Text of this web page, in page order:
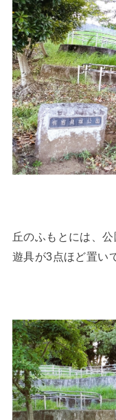
丘のふもとには、
遊具が3点ほど置い